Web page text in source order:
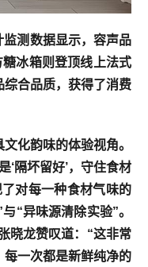
测数据显示，容声品
糖冰箱则登顶线上法式
综合品质，获得了消费
化韵味的体验视角。
隔坏留好’，守住食材
对每一种食材气味的
“异味源清除实验”。
晓龙赞叹道：“这非常
一次都是新鲜纯净的